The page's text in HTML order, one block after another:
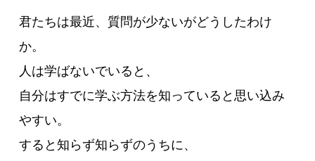
君たちは最近、質問が少ないがどうしたわけ
か。
人は学ばないでいると、
自分はすでに学ぶ方法を知っていると思い込み
やすい。
すると知らず知らずのうちに、